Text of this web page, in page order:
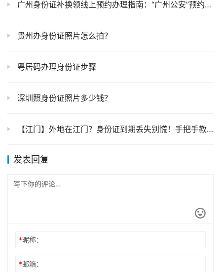
广州身份证补换领线上预约办理指南：“广州公安”预约流程、材料全说清，本地异地16周岁以下都能办！
贵州办身份证照片怎么拍？
粤居码办理身份证步骤
深圳照身份证照片多少钱？
【江门】外地在江门？身份证到期丢失别慌！手把手教你网上预约办理/自助机（附办证地址）
发表回复
*昵称：
*邮箱：